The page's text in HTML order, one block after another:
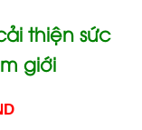
thiện sức
giới